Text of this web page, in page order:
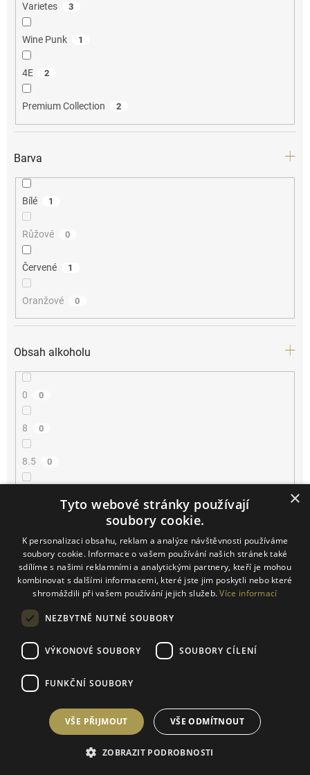
Varietes 3
Wine Punk 1
4E 2
Premium Collection 2
Barva
Bílé 1
Růžové 0
Červené 1
Oranžové 0
Obsah alkoholu
0 0
8 0
8.5 0
11.5 0
12
12.5
13
×
Tyto webové stránky používají
soubory cookie.
K personalizaci obsahu, reklam a analýze návštěvnosti používáme
soubory cookie. Informace o vašem používání našich stránek také
sdílíme s našimi reklamními a analytickými partnery, kteří je mohou
kombinovat s dalšími informacemi, které jste jim poskytli nebo které
shromáždili při vašem používání jejich služeb.Více informací
NEZBYTNĚ NUTNÉ SOUBORY
VÝKONOVÉ SOUBORY SOUBORY CÍLENÍ
FUNKČNÍ SOUBORY
VŠE PŘIJMOUT VŠE ODMÍTNOUT
ZOBRAZIT PODROBNOSTI